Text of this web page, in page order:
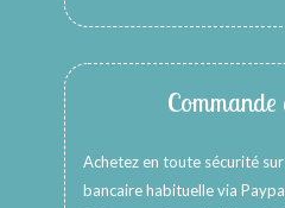
Achetez en toute sécurité
bancaire habituelle via